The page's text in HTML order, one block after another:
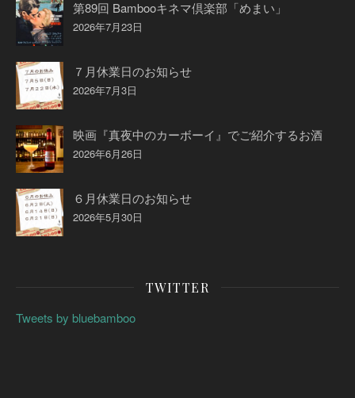
第89回 Bambooキネマ倶楽部「めまい」
2026年7月23日
７月休業日のお知らせ
2026年7月3日
映画『真夜中のカーボーイ』でご紹介するお酒
2026年6月26日
６月休業日のお知らせ
2026年5月30日
TWITTER
Tweets by bluebamboo